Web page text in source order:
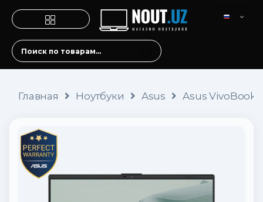
Главная Ноутбуки Asus Asus VivoBook